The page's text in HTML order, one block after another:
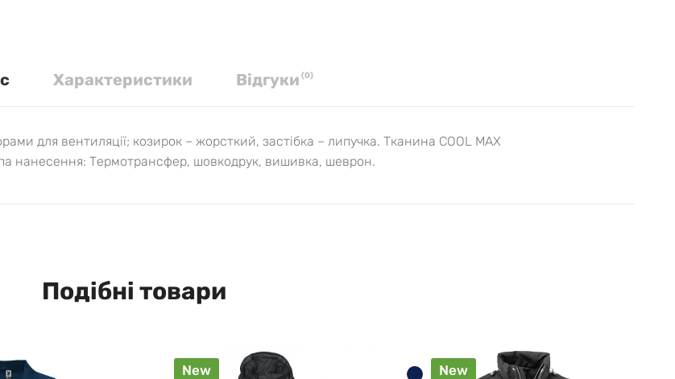
Характеристики Вiдгуки (0)
для вентиляції; козирок – жорсткий, застібка – липучка. Тканина COOL MAX
нанесення: Термотрансфер, шовкодрук, вишивка, шеврон.
Подібні товари
New New